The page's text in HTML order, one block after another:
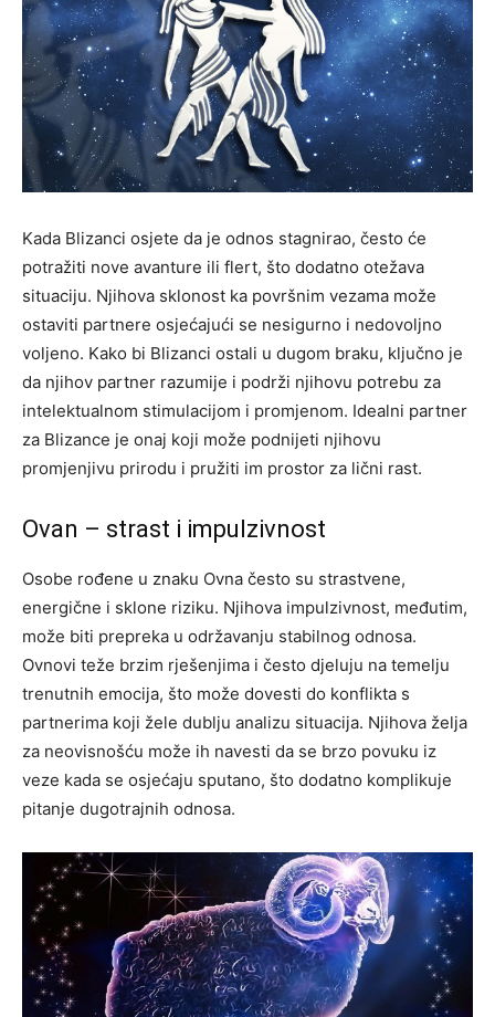
Kada Blizanci osjete da je odnos stagnirao, često će
potražiti nove avanture ili flert, što dodatno otežava
situaciju. Njihova sklonost ka površnim vezama može
ostaviti partnere osjećajući se nesigurno i nedovoljno
voljeno. Kako bi Blizanci ostali u dugom braku, ključno je
da njihov partner razumije i podrži njihovu potrebu za
intelektualnom stimulacijom i promjenom. Idealni partner
za Blizance je onaj koji može podnijeti njihovu
promjenjivu prirodu i pružiti im prostor za lični rast.
Ovan – strast i impulzivnost
Osobe rođene u znaku Ovna često su strastvene,
energične i sklone riziku. Njihova impulzivnost, međutim,
može biti prepreka u održavanju stabilnog odnosa.
Ovnovi teže brzim rješenjima i često djeluju na temelju
trenutnih emocija, što može dovesti do konflikta s
partnerima koji žele dublju analizu situacija. Njihova želja
za neovisnošću može ih navesti da se brzo povuku iz
veze kada se osjećaju sputano, što dodatno komplikuje
pitanje dugotrajnih odnosa.